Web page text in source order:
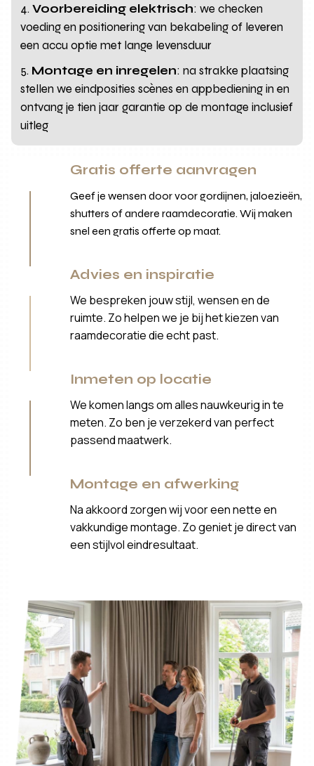
Voorbereiding elektrisch: we checken
voeding en positionering van bekabeling of leveren
een accu optie met lange levensduur
Montage en inregelen: na strakke plaatsing
stellen we eindposities scènes en appbediening in en
ontvang je tien jaar garantie op de montage inclusief
uitleg
Gratis offerte aanvragen
Geef je wensen door voor gordijnen, jaloezieën,
shutters of andere raamdecoratie. Wij maken
snel een gratis offerte op maat.
Advies en inspiratie
We bespreken jouw stijl, wensen en de
ruimte. Zo helpen we je bij het kiezen van
raamdecoratie die echt past.
Inmeten op locatie
We komen langs om alles nauwkeurig in te
meten. Zo ben je verzekerd van perfect
passend maatwerk.
Montage en afwerking
Na akkoord zorgen wij voor een nette en
vakkundige montage. Zo geniet je direct van
een stijlvol eindresultaat.